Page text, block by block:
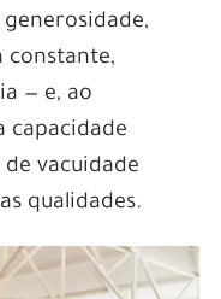
constante,
— e, ao
capacidade
vacuidade
qualidades.